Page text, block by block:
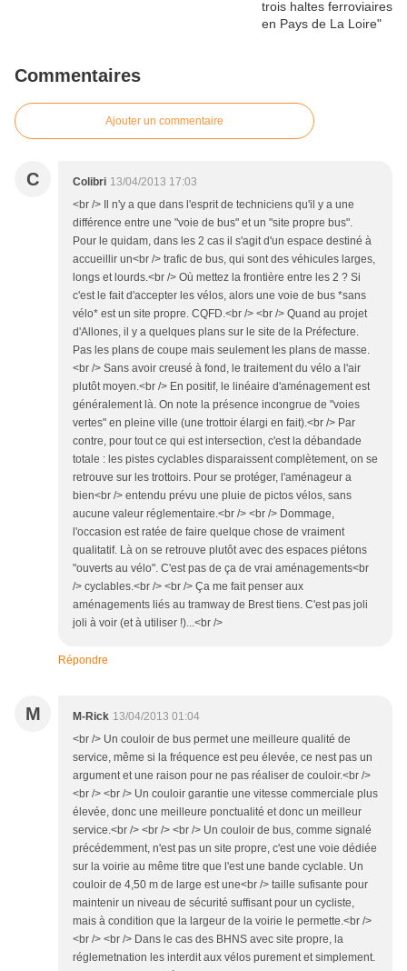
Commentaires
Ajouter un commentaire
C Colibri 13/04/2013 17:03
<br /> Il n'y a que dans l'esprit de techniciens qu'il y a une
différence entre une "voie de bus" et un "site propre bus".
Pour le quidam, dans les 2 cas il s'agit d'un espace destiné à
accueillir un<br /> trafic de bus, qui sont des véhicules larges,
longs et lourds.<br /> Où mettez la frontière entre les 2 ? Si
c'est le fait d'accepter les vélos, alors une voie de bus *sans
vélo* est un site propre. CQFD.<br /> <br /> Quand au projet
d'Allones, il y a quelques plans sur le site de la Préfecture.
Pas les plans de coupe mais seulement les plans de masse.
<br /> Sans avoir creusé à fond, le traitement du vélo a l'air
plutôt moyen.<br /> En positif, le linéaire d'aménagement est
généralement là. On note la présence incongrue de "voies
vertes" en pleine ville (une trottoir élargi en fait).<br /> Par
contre, pour tout ce qui est intersection, c'est la débandade
totale : les pistes cyclables disparaissent complètement, on se
retrouve sur les trottoirs. Pour se protéger, l'aménageur a
bien<br /> entendu prévu une pluie de pictos vélos, sans
aucune valeur réglementaire.<br /> <br /> Dommage,
l'occasion est ratée de faire quelque chose de vraiment
qualitatif. Là on se retrouve plutôt avec des espaces piétons
"ouverts au vélo". C'est pas de ça de vrai aménagements<br
/> cyclables.<br /> <br /> Ça me fait penser aux
aménagements liés au tramway de Brest tiens. C'est pas joli
joli à voir (et à utiliser !)...<br />
Répondre
M M-Rick 13/04/2013 01:04
<br /> Un couloir de bus permet une meilleure qualité de
service, même si la fréquence est peu élevée, ce nest pas un
argument et une raison pour ne pas réaliser de couloir.<br />
<br /> <br /> Un couloir garantie une vitesse commerciale plus
élevée, donc une meilleure ponctualité et donc un meilleur
service.<br /> <br /> <br /> Un couloir de bus, comme signalé
précédemment, n'est pas un site propre, c'est une voie dédiée
sur la voirie au même titre que l'est une bande cyclable. Un
couloir de 4,50 m de large est une<br /> taille sufisante pour
maintenir un niveau de sécurité suffisant pour un cycliste,
mais à condition que la largeur de la voirie le permette.<br />
<br /> <br /> Dans le cas des BHNS avec site propre, la
réglemetnation les interdit aux vélos purement et simplement.